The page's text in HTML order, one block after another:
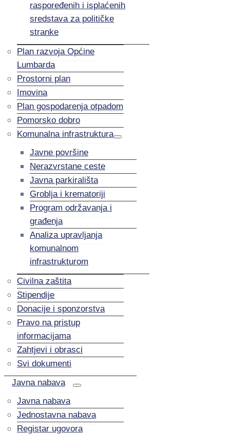
raspoređenih i isplaćenih
sredstava za političke
stranke
Plan razvoja Općine
Lumbarda
Prostorni plan
Imovina
Plan gospodarenja otpadom
Pomorsko dobro
Komunalna infrastruktura
Javne površine
Nerazvrstane ceste
Javna parkirališta
Groblja i krematoriji
Program održavanja i
građenja
Analiza upravljanja
komunalnom
infrastrukturom
Civilna zaštita
Stipendije
Donacije i sponzorstva
Pravo na pristup
informacijama
Zahtjevi i obrasci
Svi dokumenti
Javna nabava
Javna nabava
Jednostavna nabava
Registar ugovora